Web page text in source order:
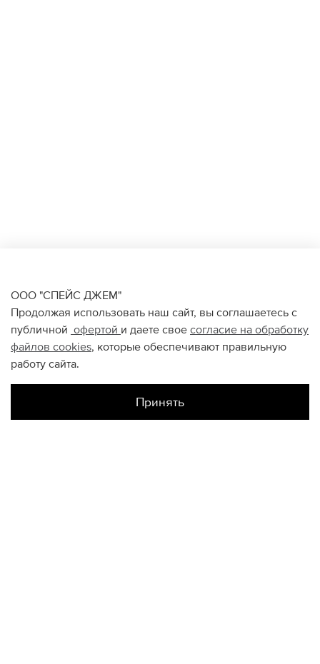
ООО "СПЕЙС ДЖЕМ"
Продолжая использовать наш сайт, вы соглашаетесь с
публичной офертой и даете свое согласие на обработку
файлов cookies, которые обеспечивают правильную
работу сайта.
Принять